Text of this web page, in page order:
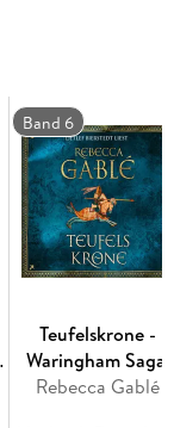
Band 6
Teufelskrone -
Waringham Saga,
Teil 6
Rebecca Gablé